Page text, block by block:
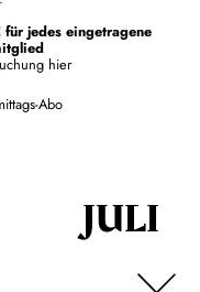
jedes eingetragene
hier
Abo
JULI